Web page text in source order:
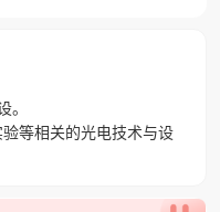
等相关的光电技术与设